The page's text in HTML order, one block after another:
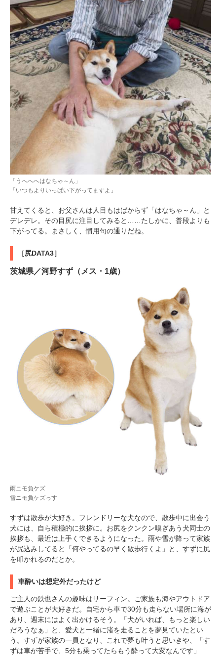
「うへへへはなちゃ～ん」
「いつもよりいっぱい下がってますよ」
甘えてくると、お父さんは人目もはばからず「はなちゃ～ん」と
デレデレ。その目尻に注目してみると……たしかに、普段よりも
下がってる。まさしく、慣用句の通りだね。
［尻DATA3］
茨城県／河野すず（メス・1歳）
雨ニモ負ケズ
雪ニモ負ケズっす
すずは散歩が大好き。フレンドリーな犬なので、散歩中に出会う
犬には、自ら積極的に挨拶に。お尻をクンクン嗅ぎあう犬同士の
挨拶も、最近は上手くできるようになった。雨や雪が降って家族
が尻込みしてると「何やってるの早く散歩行くよ」と、すずに尻
を叩かれるのだとか。
車酔いは想定外だったけど
ご主人の鉄也さんの趣味はサーフィン。ご家族も海やアウトドア
で遊ぶことが大好きだ。自宅から車で30分も走らない場所に海が
あり、週末にはよく出かけるそう。「犬がいれば、もっと楽しい
だろうなぁ」と、愛犬と一緒に渚を走ることを夢見ていたとい
う。すずが家族の一員となり、これで夢も叶うと思いきや、「す
ずは車が苦手で、5分も乗ってたらもう酔って大変なんです」